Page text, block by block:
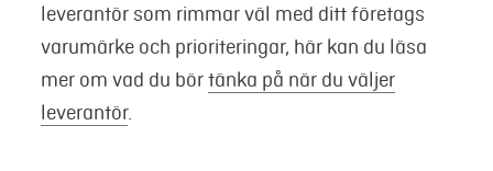
leverantör som rimmar väl med ditt företags
varumärke och prioriteringar, här kan du läsa
mer om vad du börtänka på när du väljer
leverantör.